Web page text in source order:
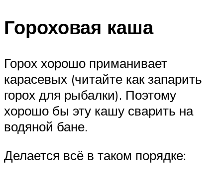
Гороховая каша
Горох хорошо приманивает
карасевых (читайте как запарить
горох для рыбалки). Поэтому
хорошо бы эту кашу сварить на
водяной бане.
Делается всё в таком порядке: